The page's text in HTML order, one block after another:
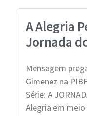
A Alegria
Jornada
Mensagem
Gimenez na
Série: A
Alegria em meio